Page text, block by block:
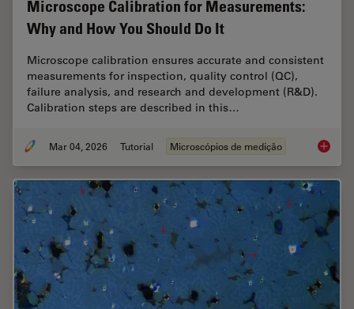
Microscope Calibration for Measurements:
Why and How You Should Do It
Microscope calibration ensures accurate and consistent
measurements for inspection, quality control (QC),
failure analysis, and research and development (R&D).
Calibration steps are described in this…
Mar 04, 2026 Tutorial Microscópios de medição